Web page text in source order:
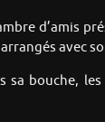
d’amis
avec
bouche,